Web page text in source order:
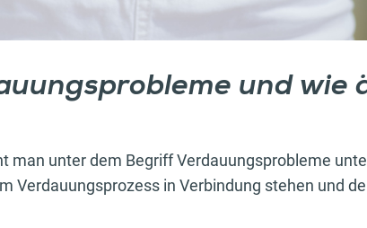
und wie
man unter dem Begriff Verdauungsprobleme
Verdauungsprozess in Verbindung stehen und